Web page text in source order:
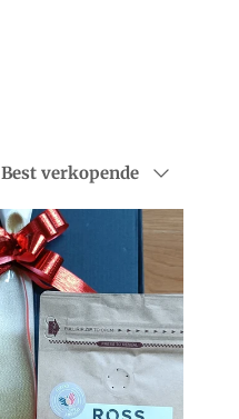
Sorteer op
Best verkopende